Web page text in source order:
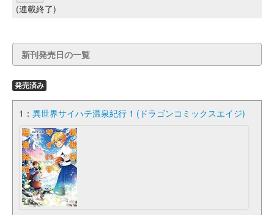
(連載終了)
新刊発売日の一覧
発売済み
1： 異世界サイハテ温泉紀行 1 (ドラゴンコミックスエイジ)